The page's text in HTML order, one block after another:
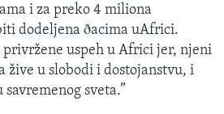
i za preko 4 miliona
dodeljena ðacima uAfrici.
privržene uspeh u Africi jer, njeni
žive u slobodi i dostojanstvu, i
sveta.”